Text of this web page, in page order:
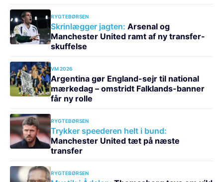
RYGTEBØRSEN
Skrinlægger jagten: Arsenal og
Manchester United ramt af ny transfer-
skuffelse
VM 2026
Argentina gør England-sejr til national
mærkedag – omstridt Falklands-banner
får ny rolle
RYGTEBØRSEN
Trykker speederen helt i bund:
Manchester United tæt på næste
transfer
RYGTEBØRSEN